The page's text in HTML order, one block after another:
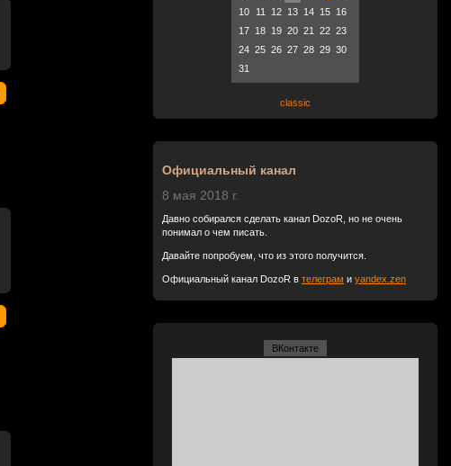
10
11 12 13 14 15 16
17 18 19 20 21 22 23
24 25 26 27 28 29 30
31
classic
Официальный канал
8 мая 2018 г.
Давно собирался сделать канал DozoR, но не очень
понимал о чем писать.
Давайте попробуем, что из этого получится.
Официальный канал DozoR в телеграм и yandex.zen
ВКонтакте